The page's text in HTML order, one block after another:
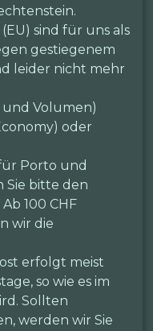
sind für uns als
gestiegenem
leider nicht mehr
Volumen)
oder
Porto und
Sie bitte den
100 CHF
wir die
erfolgt meist
so wie es im
Sollten
werden wir Sie